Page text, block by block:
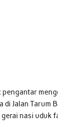
pengantar
Jalan Tarum
nasi uduk